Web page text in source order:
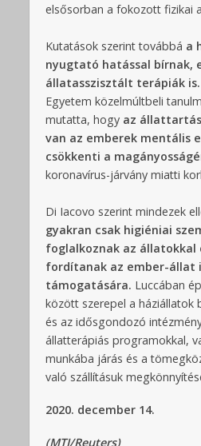
elsősorban a fokozott fizikai
Kutatások szerint továbbá a
nyugtató hatással bírnak,
állatasszisztált terápiák is.
Egyetem közelmúltbeli
mutatta, hogy az
van az emberek mentális
csökkenti a
koronavírus-járvány miatti
Di Iacovo szerint mindezek
gyakran csak higiéniai
foglalkoznak az állatokkal
fordítanak az ember-állat
támogatására. Luccában
között szerepel a háziállatok
és az idősgondozó
állatterápiás programokkal,
munkába járás és a
való szállításuk
2020. december 14.
(MTI/Reuters)